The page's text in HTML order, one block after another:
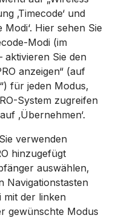
‚Timecode‘ und
Hier sehen Sie
Modi (im
aktivieren Sie den
anzeigen“ (auf
für jeden Modus,
System zugreifen
‚Übernehmen‘.
verwenden
hinzugefügt
auswählen,
Navigationstasten
mit der linken
gewünschte Modus